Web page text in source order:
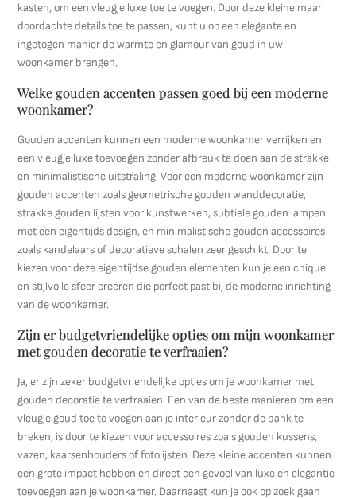
kasten, om een vleugje luxe toe te voegen. Door deze kleine maar
doordachte details toe te passen, kunt u op een elegante en
ingetogen manier de warmte en glamour van goud in uw
woonkamer brengen.
Welke gouden accenten passen goed bij een moderne
woonkamer?
Gouden accenten kunnen een moderne woonkamer verrijken en
een vleugje luxe toevoegen zonder afbreuk te doen aan de strakke
en minimalistische uitstraling. Voor een moderne woonkamer zijn
gouden accenten zoals geometrische gouden wanddecoratie,
strakke gouden lijsten voor kunstwerken, subtiele gouden lampen
met een eigentijds design, en minimalistische gouden accessoires
zoals kandelaars of decoratieve schalen zeer geschikt. Door te
kiezen voor deze eigentijdse gouden elementen kun je een chique
en stijlvolle sfeer creëren die perfect past bij de moderne inrichting
van de woonkamer.
Zijn er budgetvriendelijke opties om mijn woonkamer
met gouden decoratie te verfraaien?
Ja, er zijn zeker budgetvriendelijke opties om je woonkamer met
gouden decoratie te verfraaien. Een van de beste manieren om een
vleugje goud toe te voegen aan je interieur zonder de bank te
breken, is door te kiezen voor accessoires zoals gouden kussens,
vazen, kaarsenhouders of fotolijsten. Deze kleine accenten kunnen
een grote impact hebben en direct een gevoel van luxe en elegantie
toevoegen aan je woonkamer. Daarnaast kun je ook op zoek gaan